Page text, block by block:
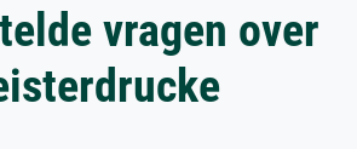
vragen over